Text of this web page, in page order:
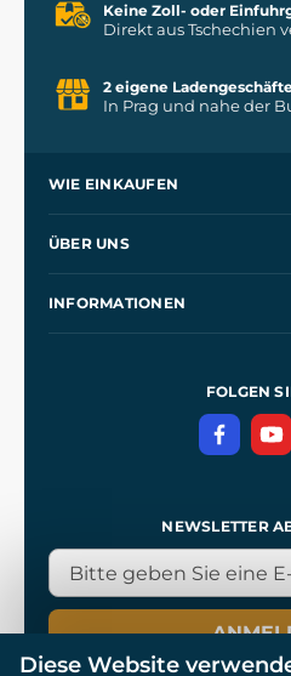
Keine Zoll- oder
Direkt aus Tschechien
2 eigene
In Prag und nahe der
WIE EINKAUFEN
Kontakt
ÜBER UNS
INFORMATIONEN
Datenschutzerklärung
FOLGEN
NEWSLETTER
Diese Website